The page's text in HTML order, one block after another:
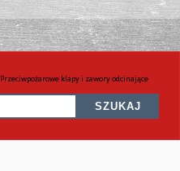
Przeciwpożarowe klapy i zawory odcinające
SZUKAJ